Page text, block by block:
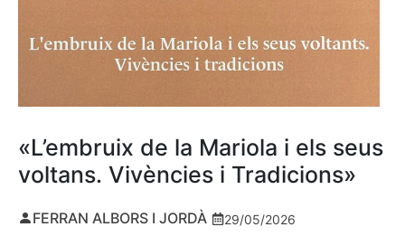
«L’embruix de la Mariola i els seus
voltans. Vivències i Tradicions»
FERRAN ALBORS I JORDÀ 29/05/2026